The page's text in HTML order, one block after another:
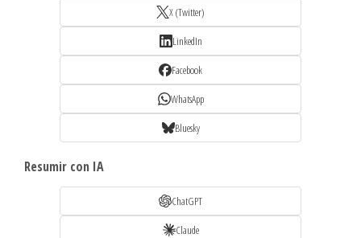
X (Twitter)
LinkedIn
Facebook
WhatsApp
Bluesky
Resumir con IA
ChatGPT
Claude